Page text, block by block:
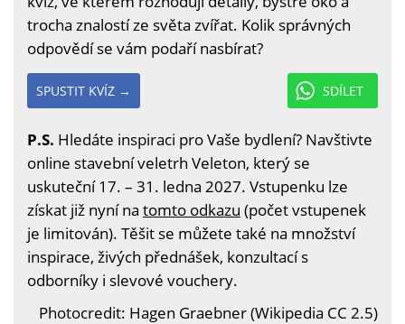
trocha znalostí ze světa zvířat. Kolik správných
odpovědí se vám podaří nasbírat?
SDÍLET
SPUSTIT KVÍZ →
P.S. Hledáte inspiraci pro Vaše bydlení? Navštivte
online stavební veletrh Veleton, který se
uskuteční 17. – 31. ledna 2027. Vstupenku lze
získat již nyní na tomto odkazu (počet vstupenek
je limitován). Těšit se můžete také na množství
inspirace, živých přednášek, konzultací s
odborníky i slevové vouchery.
Photocredit: Hagen Graebner (Wikipedia CC 2.5)